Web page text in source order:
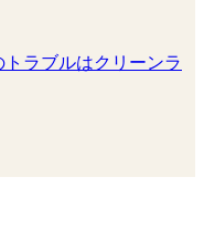
ラブルはクリーンラ